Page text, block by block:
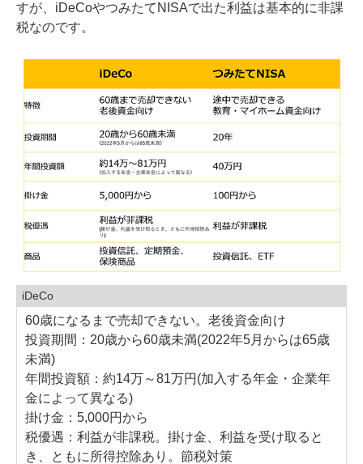
すが、iDeCoやつみたてNISAで出た利益は基本的に非課
税なのです。
iDeCo
60歳になるまで売却できない。老後資金向け
投資期間：20歳から60歳未満(2022年5月からは65歳
未満)
年間投資額：約14万～81万円(加入する年金・企業年
金によって異なる)
掛け金：5,000円から
税優遇：利益が非課税。掛け金、利益を受け取ると
き、ともに所得控除あり。節税対策